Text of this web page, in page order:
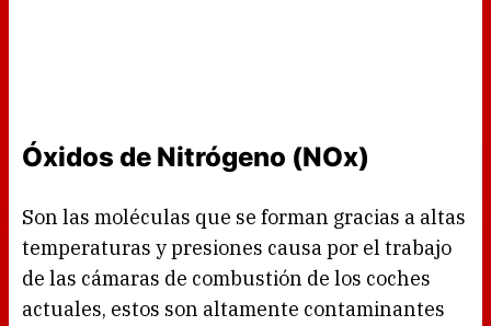
Óxidos de Nitrógeno (NOx)
Son las moléculas que se forman gracias a altas
temperaturas y presiones causa por el trabajo
de las cámaras de combustión de los coches
actuales, estos son altamente contaminantes